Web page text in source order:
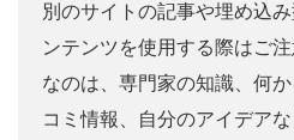
別のサイトの記事や埋め込
ンテンツを使用する際はご
なのは、専門家の知識、何
コミ情報、自分のアイデア